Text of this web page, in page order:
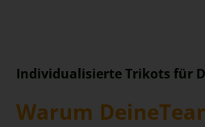
Individualisierte Trikots für
Warum